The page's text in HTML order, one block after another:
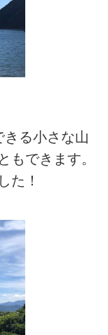
る小さな山
もできます。
た！